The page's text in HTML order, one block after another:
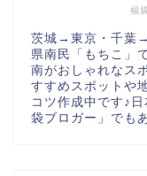
福
茨城→東京・千葉
県南民「もちこ」
南がおしゃれなス
すすめスポットや
コツ作成中です♪
袋ブロガー」でも